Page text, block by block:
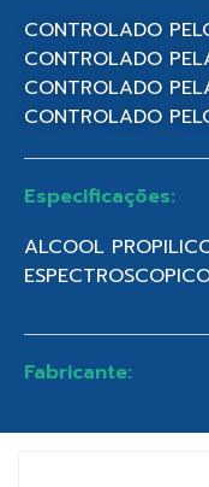
CONTROLADO
CONTROLADO
CONTROLADO
CONTROLADO
Especificações:
ALCOOL
Fabricante: